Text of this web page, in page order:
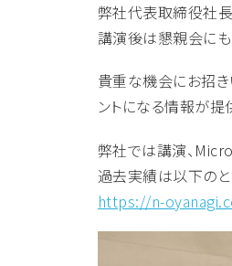
弊社代表取締役社長
講演後は懇親会にも
貴重な機会にお招き
ントになる情報が提
弊社では講演、
過去実績は以下のと
https://n-